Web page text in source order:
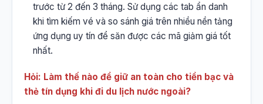
trước từ 2 đến 3 tháng. Sử dụng các tab ẩn danh
khi tìm kiếm vé và so sánh giá trên nhiều nền tảng
ứng dụng uy tín để săn được các mã giảm giá tốt
nhất.
Hỏi: Làm thế nào để giữ an toàn cho tiền bạc và
thẻ tín dụng khi đi du lịch nước ngoài?